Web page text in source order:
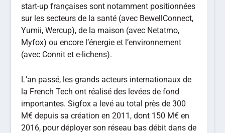
start-up françaises sont notamment positionnées
sur les secteurs de la santé (avec BewellConnect,
Yumii, Wercup), de la maison (avec Netatmo,
Myfox) ou encore l’énergie et l’environnement
(avec Connit et e-lichens).
L’an passé, les grands acteurs internationaux de
la French Tech ont réalisé des levées de fond
importantes. Sigfox a levé au total près de 300
M€ depuis sa création en 2011, dont 150 M€ en
2016, pour déployer son réseau bas débit dans de